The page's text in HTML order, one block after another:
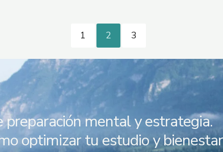
1 2 3
preparación mental y estrategia.
optimizar tu estudio y